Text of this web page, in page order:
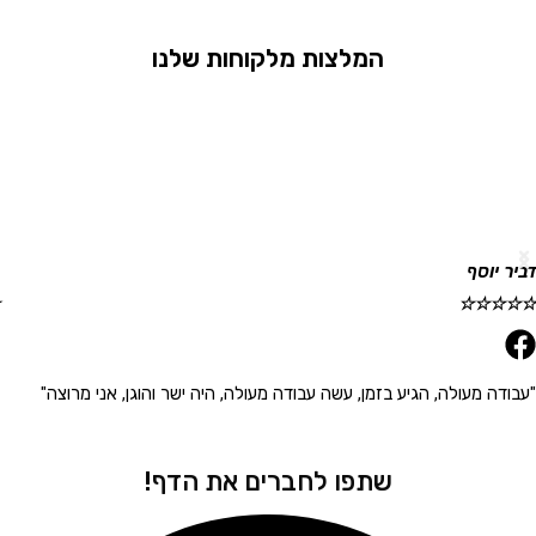
המלצות מלקוחות שלנו
☆
☆
מעולה, הגיע בזמן, עשה עבודה מעולה, היה ישר והוגן, אני מרוצה"
שתפו לחברים את הדף!